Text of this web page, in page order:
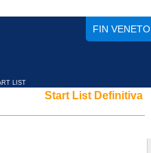
FIN VENETO
LIST
Start List Definitiva